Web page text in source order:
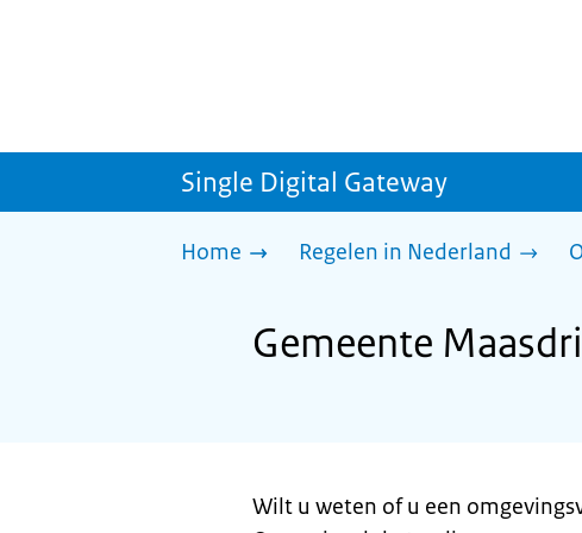
Single Digital Gateway
Home Regelen in Nederland
Gemeente
Wilt u weten of u een